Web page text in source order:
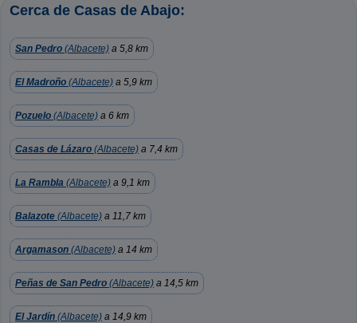
Cerca de Casas de Abajo:
San Pedro (Albacete) a 5,8 km
El Madroño (Albacete) a 5,9 km
Pozuelo (Albacete) a 6 km
Casas de Lázaro (Albacete) a 7,4 km
La Rambla (Albacete) a 9,1 km
Balazote (Albacete) a 11,7 km
Argamason (Albacete) a 14 km
Peñas de San Pedro (Albacete) a 14,5 km
El Jardín (Albacete) a 14,9 km